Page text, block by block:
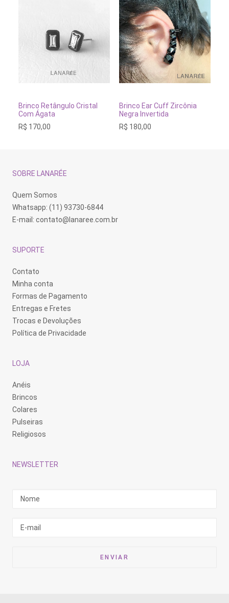
ADICIONAR AO CARRINHO
Brinco Retângulo Cristal
Com Ágata
R$ 170,00
ADICIONAR AO
Brinco Ear Cuff Zircônia
Negra Invertida
R$ 180,00
SOBRE LANARÉE
Quem Somos
Whatsapp: (11) 93730-6844
E-mail: contato@lanaree.com.br
SUPORTE
Contato
Minha conta
Formas de Pagamento
Entregas e Fretes
Trocas e Devoluções
Política de Privacidade
LOJA
Anéis
Brincos
Colares
Pulseiras
Religiosos
NEWSLETTER